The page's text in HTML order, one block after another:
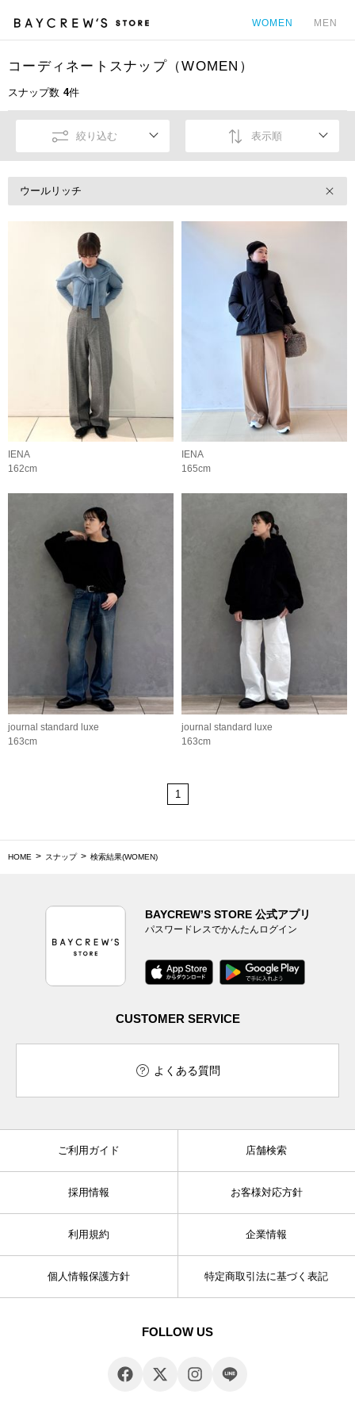
WOMEN MEN
コーディネートスナップ（WOMEN）
スナップ数 4件
絞り込む 表示順
ウールリッチ
IENA
162cm
IENA
165cm
journal standard luxe
163cm
journal standard luxe
163cm
1
HOME スナップ 検索結果(WOMEN)
BAYCREW’S STORE 公式アプリ
パスワードレスでかんたんログイン
CUSTOMER SERVICE
よくある質問
ご利用ガイド 店舗検索
採用情報 お客様対応方針
利用規約 企業情報
個人情報保護方針 特定商取引法に基づく表記
FOLLOW US